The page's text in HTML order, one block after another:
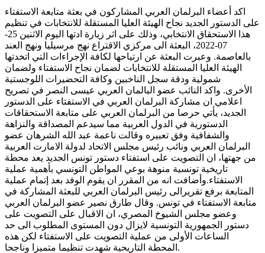
اكد أعضاء البرلمان العربي المشاركون في بعثة متابعة الاستفتاء
على الدستور الجديد نجاح الهيئة العليا المستقلة للانتخابات في تنظيم
هذا الاستحقاق الانتخابي، وذلك على اثر زيارة ادتها اليوم الاثنين 25-
07-2022، البعثة الى مركزي الاقتراع نهج مرسيليا ونهج العند
بالعاصمة. وعبرت البعثة عن ارتياحها لكافة الإجراءات التي اتخدتها
الهيئة العليا المستقلة للانتخابات لضمان نجاح الاستفتاء ولضمان
شمولية ودقة سجل الناخبين وكافة التحضيرات اللوجستية
الأخرى. واكد النائب عضو البالمان العربي عيسى النصر في تصريح
اعلامي ان مشاركة البرلمان العربي في الاستفتاء على الدستور
الجديد، يأتي حرصا من البرلمان العربي على متابعة الاستحقاقات
الدستورية في الدول العربية مما سيدعم المصداقة والنزاهة
والشفافية وفق تعبيره وقالت ناعمة عبد الله الشرهان عضو
البرلمان العربي ونائب رئيس مجلس الاتحاد لدولة الامارت العربية
من جهتها، ان التصويت على استفتاء دستور تونس الجديد يعد محطة
تاريخية تونسية منوهة بوعي المواطن التونسي بأهمية عملية
الاستفتاء.وأضافت انه من المقرر ان يقوم الوفد بعد إتمام عملية
المتابعة برفع تقريرالى رئيس البرلمان العربي للبعثة المشاركة في
متابعة الاستفتاء في تونس. وقال طارق نصير عضو البرلمان العربي
وعضو مجلس الشيوخ المصري، ان الاقبال على التصويت على
دستور الجمهورية التونسية لايزال دون المستوى المطلوب الى حد
الساعات الأولى من عملية التصويت على الاستفتاء لكن هذه
المحطة التاريحية شهدت تنظيما متميزا وناجحا.